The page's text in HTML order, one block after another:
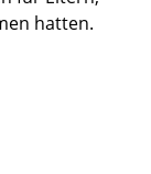
hatten.